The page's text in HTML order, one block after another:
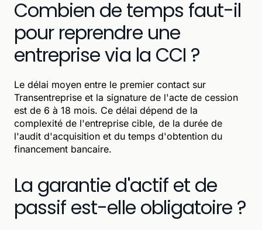
Combien de temps faut-il
pour reprendre une
entreprise via la CCI ?
Le délai moyen entre le premier contact sur
Transentreprise et la signature de l'acte de cession
est de 6 à 18 mois. Ce délai dépend de la
complexité de l'entreprise cible, de la durée de
l'audit d'acquisition et du temps d'obtention du
financement bancaire.
La garantie d'actif et de
passif est-elle obligatoire ?